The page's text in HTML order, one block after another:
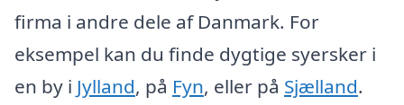
firma i andre dele af Danmark. For
eksempel kan du finde dygtige syersker i
en by i Jylland, på Fyn, eller på Sjælland.